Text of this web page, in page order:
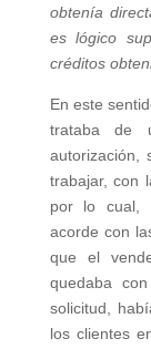
obtenía
es lógico
créditos
En este
trataba de
autorización,
trabajar, con
por lo cual,
acorde con
que el
quedaba
solicitud,
los clientes